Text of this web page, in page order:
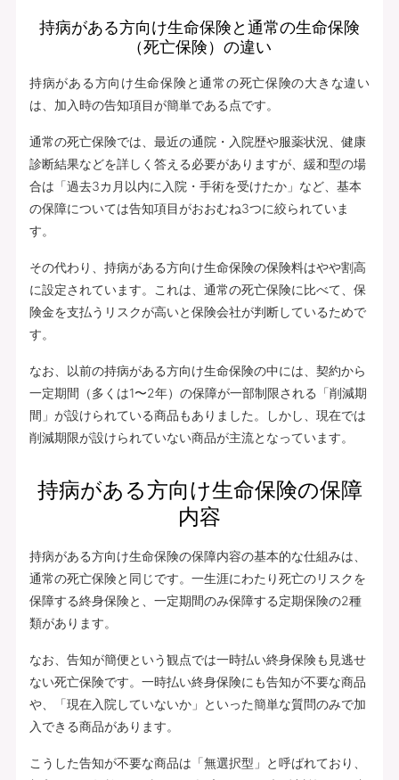
持病がある方向け生命保険と通常の生命保険
（死亡保険）の違い
持病がある方向け生命保険と通常の死亡保険の大きな違い
は、加入時の告知項目が簡単である点です。
通常の死亡保険では、最近の通院・入院歴や服薬状況、健康
診断結果などを詳しく答える必要がありますが、緩和型の場
合は「過去3カ月以内に入院・手術を受けたか」など、基本
の保障については告知項目がおおむね3つに絞られていま
す。
その代わり、持病がある方向け生命保険の保険料はやや割高
に設定されています。これは、通常の死亡保険に比べて、保
険金を支払うリスクが高いと保険会社が判断しているためで
す。
なお、以前の持病がある方向け生命保険の中には、契約から
一定期間（多くは1〜2年）の保障が一部制限される「削減期
間」が設けられている商品もありました。しかし、現在では
削減期限が設けられていない商品が主流となっています。
持病がある方向け生命保険の保障
内容
持病がある方向け生命保険の保障内容の基本的な仕組みは、
通常の死亡保険と同じです。一生涯にわたり死亡のリスクを
保障する終身保険と、一定期間のみ保障する定期保険の2種
類があります。
なお、告知が簡便という観点では一時払い終身保険も見逃せ
ない死亡保険です。一時払い終身保険にも告知が不要な商品
や、「現在入院していないか」といった簡単な質問のみで加
入できる商品があります。
こうした告知が不要な商品は「無選択型」と呼ばれており、